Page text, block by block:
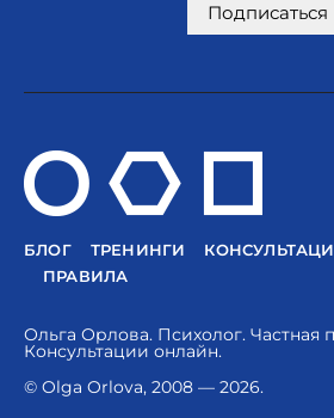
Подписаться
БЛОГ ТРЕНИНГИ
ПРАВИЛА
Ольга Орлова. Психолог. Частная
Консультации онлайн.
© Olga Orlova, 2008 — 2026.